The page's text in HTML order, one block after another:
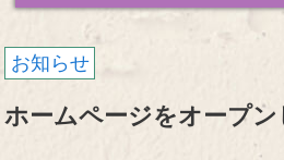
お知らせ
ホームページをオープン